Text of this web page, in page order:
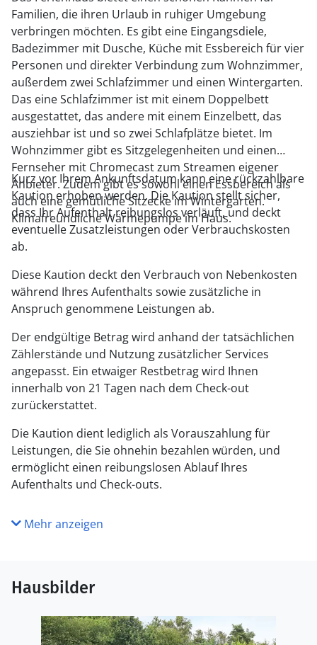
Familien, die ihren Urlaub in ruhiger Umgebung
verbringen möchten. Es gibt eine Eingangsdiele,
Badezimmer mit Dusche, Küche mit Essbereich für vier
Personen und direkter Verbindung zum Wohnzimmer,
außerdem zwei Schlafzimmer und einen Wintergarten.
Das eine Schlafzimmer ist mit einem Doppelbett
ausgestattet, das andere mit einem Einzelbett, das
ausziehbar ist und so zwei Schlafplätze bietet. Im
Wohnzimmer gibt es Sitzgelegenheiten und einen
Fernseher mit Chromecast zum Streamen eigener
Anbieter. Zudem gibt es sowohl einen Essbereich als
auch eine gemütliche Sitzecke im Wintergarten.
Klimafreundliche Wärmepumpe im Haus.
Kurz vor Ihrem Ankunftsdatum kann eine rückzahlbare
Kaution erhoben werden. Die Kaution stellt sicher,
dass Ihr Aufenthalt reibungslos verläuft, und deckt
eventuelle Zusatzleistungen oder Verbrauchskosten
ab.
Diese Kaution deckt den Verbrauch von Nebenkosten
während Ihres Aufenthalts sowie zusätzliche in
Anspruch genommene Leistungen ab.
Der endgültige Betrag wird anhand der tatsächlichen
Zählerstände und Nutzung zusätzlicher Services
angepasst. Ein etwaiger Restbetrag wird Ihnen
innerhalb von 21 Tagen nach dem Check-out
zurückerstattet.
Die Kaution dient lediglich als Vorauszahlung für
Leistungen, die Sie ohnehin bezahlen würden, und
ermöglicht einen reibungslosen Ablauf Ihres
Aufenthalts und Check-outs.
Mehr anzeigen
Hausbilder